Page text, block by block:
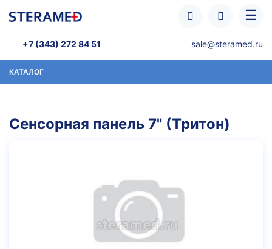
☰
+7 (343) 272 84 51 sale@steramed.ru
КАТАЛОГ
Сенсорная панель 7" (Тритон)